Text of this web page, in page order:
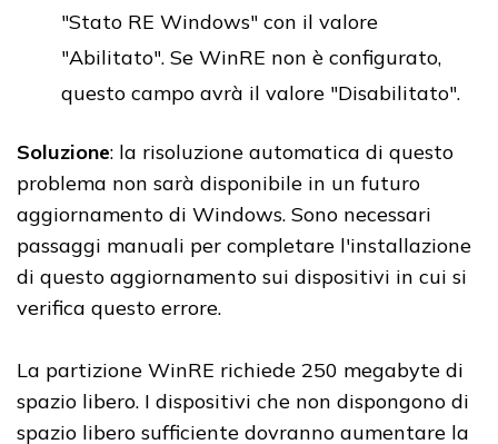
"Stato RE Windows" con il valore
"Abilitato". Se WinRE non è configurato,
questo campo avrà il valore "Disabilitato".
Soluzione: la risoluzione automatica di questo
problema non sarà disponibile in un futuro
aggiornamento di Windows. Sono necessari
passaggi manuali per completare l'installazione
di questo aggiornamento sui dispositivi in cui si
verifica questo errore.
La partizione WinRE richiede 250 megabyte di
spazio libero. I dispositivi che non dispongono di
spazio libero sufficiente dovranno aumentare la